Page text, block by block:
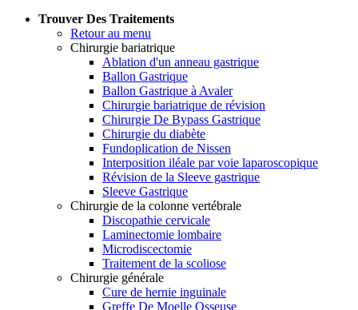
Trouver Des Traitements
Retour au menu
Chirurgie bariatrique
Ablation d'un anneau gastrique
Ballon Gastrique
Ballon Gastrique à Avaler
Chirurgie bariatrique de révision
Chirurgie De Bypass Gastrique
Chirurgie du diabète
Fundoplication de Nissen
Interposition iléale par voie laparoscopique
Révision de la Sleeve gastrique
Sleeve Gastrique
Chirurgie de la colonne vertébrale
Discopathie cervicale
Laminectomie lombaire
Microdiscectomie
Traitement de la scoliose
Chirurgie générale
Cure de hernie inguinale
Greffe De Moelle Osseuse